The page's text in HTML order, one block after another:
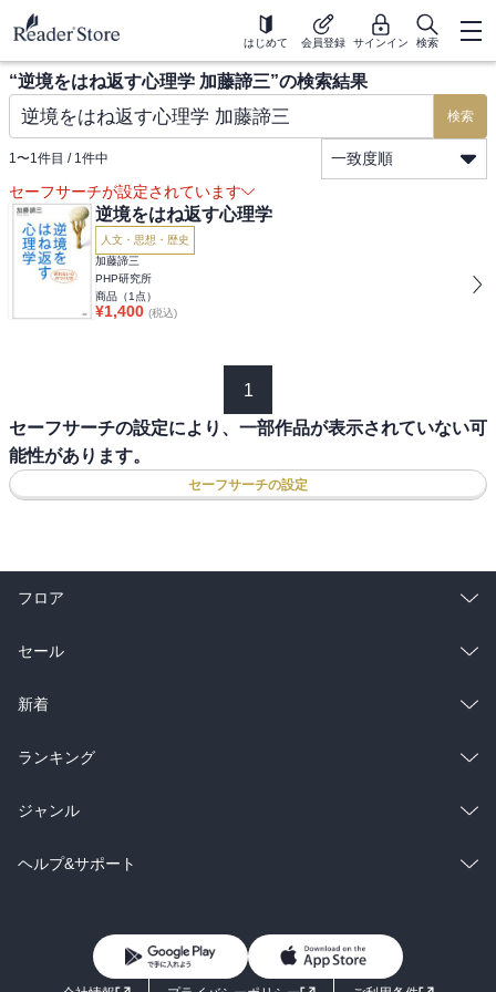
はじめて 会員登録 サインイン 検索
“逆境をはね返す心理学 加藤諦三”の検索結果
検索
1〜1件目 / 1件中
一致度順
セーフサーチが設定されています
逆境をはね返す心理学
人文・思想・歴史
加藤諦三
PHP研究所
商品（1 点）
¥1,400 (税込)
1
セーフサーチの設定により、一部作品が表示されていない可
能性があります。
セーフサーチの設定
フロア
総合
ラノベ
雑誌・グラビア
BL・TL
セール
総合
ラノベ
雑誌・グラビア
BL・TL
新着
総合
ラノベ
雑誌・グラビア
ランキング
総合
ラノベ
ジャンル
コミック
ライトノベル 男子向けラノベ
ヘルプ&サポート
よくあるご質問
お問い合わせ